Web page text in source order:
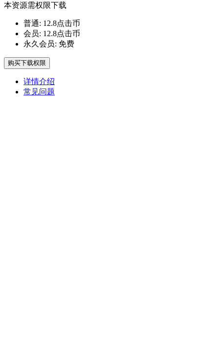
本资源需权限下载
普通: 12.8点击币
会员: 12.8点击币
永久会员: 免费
购买下载权限
详情介绍
常见问题